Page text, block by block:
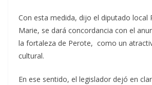
Con esta medida, dijo el diputado local
Marie, se dará concordancia con el
la fortaleza de Perote, como un
cultural.
En ese sentido, el legislador dejó en